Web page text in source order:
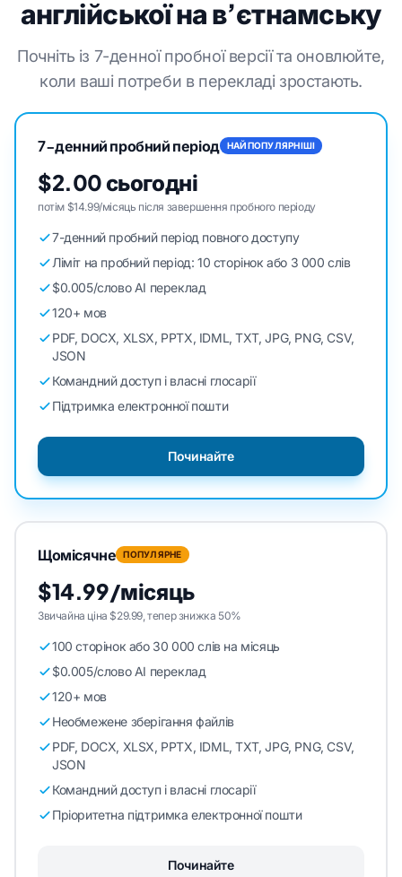
англійської на в’єтнамську
Почніть із 7-денної пробної версії та оновлюйте,
коли ваші потреби в перекладі зростають.
7-денний пробний період НАЙПОПУЛЯРНІШІ
$2.00 сьогодні
потім $14.99/місяць після завершення пробного періоду
7-денний пробний період повного доступу
Ліміт на пробний період: 10 сторінок або 3 000 слів
$0.005/слово AI переклад
120+ мов
PDF, DOCX, XLSX, PPTX, IDML, TXT, JPG, PNG, CSV,
JSON
Командний доступ і власні глосарії
Підтримка електронної пошти
Починайте
Щомісячне ПОПУЛЯРНЕ
$14.99/місяць
Звичайна ціна $29.99, тепер знижка 50%
100 сторінок або 30 000 слів на місяць
$0.005/слово AI переклад
120+ мов
Необмежене зберігання файлів
PDF, DOCX, XLSX, PPTX, IDML, TXT, JPG, PNG, CSV,
JSON
Командний доступ і власні глосарії
Пріоритетна підтримка електронної пошти
Починайте